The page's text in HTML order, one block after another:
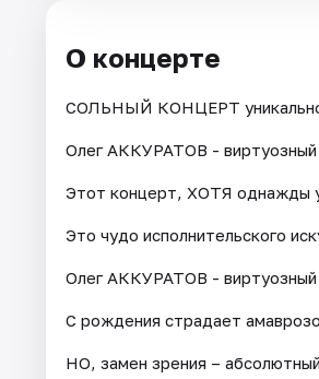
О концерте
СОЛЬНЫЙ КОНЦЕРТ
Олег АККУРАТОВ - виртуозный
Этот концерт, ХОТЯ однажды
Это чудо исполнительского
Олег АККУРАТОВ - виртуозный
С рождения страдает
НО, замен зрения –